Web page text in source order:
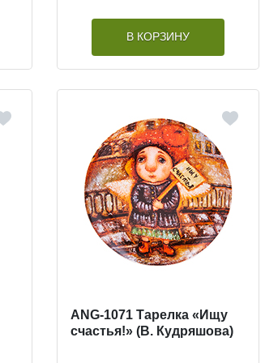
В КОРЗИНУ
ANG-1071 Тарелка «Ищу
счастья!» (В. Кудряшова)